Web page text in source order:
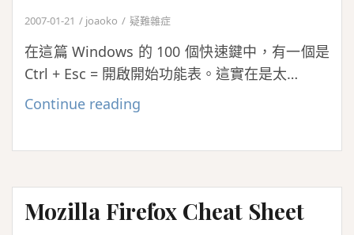
產
生
工
全
整
2007-01-21 joaoko 疑難雜症
在這篇 Windows 的 100 個快速鍵中，有一個是
Ctrl + Esc = 開啟開始功能表。這實在是太…
Continue reading
100
快
速
Mozilla Firefox Cheat Sheet